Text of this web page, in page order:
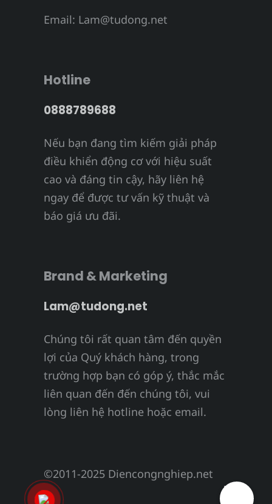
Email: Lam@tudong.net
Hotline
0888789688
Nếu bạn đang tìm kiếm giải pháp
điều khiển động cơ với hiệu suất
cao và đáng tin cậy, hãy liên hệ
ngay để được tư vấn kỹ thuật và
báo giá ưu đãi.
Brand & Marketing
Lam@tudong.net
Chúng tôi rất quan tâm đến quyền
lợi của Quý khách hàng, trong
trường hợp bạn có góp ý, thắc mắc
liên quan đến đến chúng tôi, vui
lòng liên hệ hotline hoặc email.
©2011-2025 Diencongnghiep.net